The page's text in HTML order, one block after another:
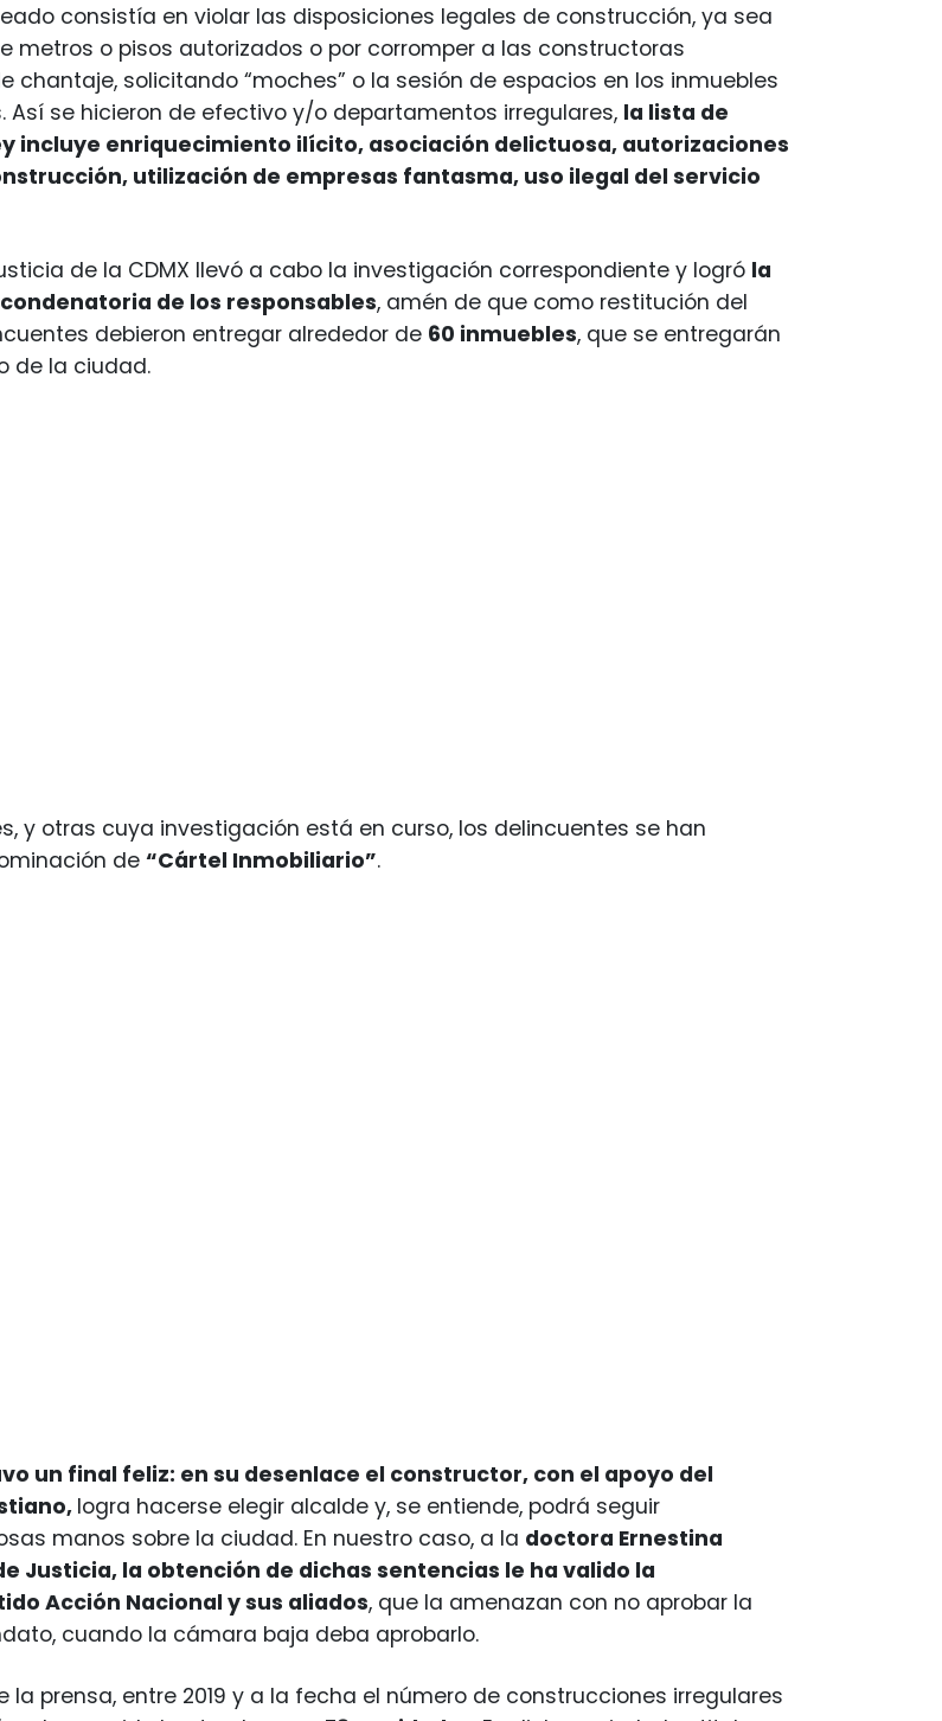
consistía en violar las disposiciones legales de construcción, ya sea
metros o pisos autorizados o por corromper a las constructoras
chantaje, solicitando “moches” o la sesión de espacios en los inmuebles
Así se hicieron de efectivo y/o departamentos irregulares, la lista de
incluye enriquecimiento ilícito, asociación delictuosa, autorizaciones
utilización de empresas fantasma, uso ilegal del servicio
de la CDMX llevó a cabo la investigación correspondiente y logró la
de los responsables, amén de que como restitución del
debieron entregar alrededor de 60 inmuebles, que se entregarán
de la ciudad.
y otras cuya investigación está en curso, los delincuentes se han
de “Cártel Inmobiliario”.
un final feliz: en su desenlace el constructor, con el apoyo del
logra hacerse elegir alcalde y, se entiende, podrá seguir
manos sobre la ciudad. En nuestro caso, a la doctora Ernestina
Justicia, la obtención de dichas sentencias le ha valido la
Acción Nacional y sus aliados, que la amenazan con no aprobar la
cuando la cámara baja deba aprobarlo.
la prensa, entre 2019 y a la fecha el número de construcciones irregulares